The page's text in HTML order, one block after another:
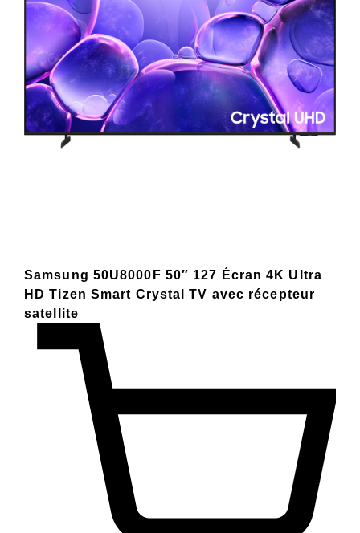
Samsung 50U8000F 50″ 127 Écran 4K Ultra
HD Tizen Smart Crystal TV avec récepteur
satellite